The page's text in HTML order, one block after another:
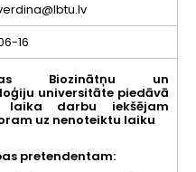
16
Biozinātņu un
universitāte piedāvā
laika darbu iekšējam
uz nenoteiktu laiku
pretendentam: